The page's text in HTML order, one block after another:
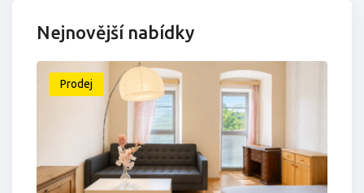
Nejnovější nabídky
Prodej